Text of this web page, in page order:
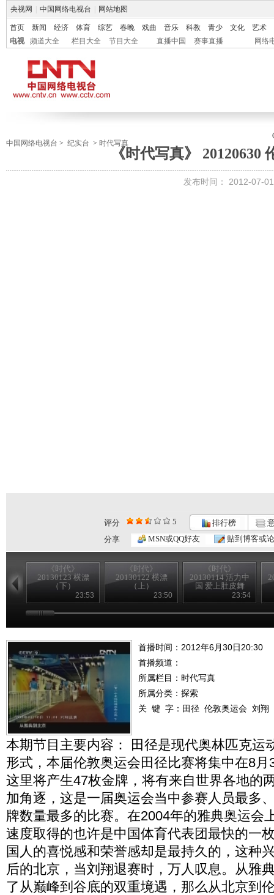
央视网 中国网络电视台 网站地图
首页 新闻 经济 体育 综艺 春晚 戏曲 音乐 科教 青少 文化
艺术
电视
频道大全 栏目大全 节目大全 直播中国 赛事直播 网络
中国网络电视台 > 纪实台 > 时代写真
《时代写真》 20120630
发布时间： 2012-07-
评分 5 排行榜
分享
MSN或QQ好友 贴到博客或
《时代》
20130123 横漂
（下）
23:53
《时代》
20130122 横漂
（上）
23:50
《时代》
20130114 活力中
国 爱上肚皮舞
23:54
首播时间：2012年6月30日20:30
首播频道：
所属栏目： 时代写真
所属分类：探索
关 键 字： 田径 伦敦奥运会 刘翔
本期节目主要内容： 田径是现代奥林匹克运
形式，本届伦敦奥运会田径比赛将集中在8
这里将产生47枚金牌，将有来自世界各地的
加角逐，这是一届奥运会当中参赛人员最多
牌数量最多的比赛。在2004年的雅典奥运会
速度取得的也许是中国体育代表团最快的一
国人的喜悦感和荣誉感却是最持久的，这种
后的北京，当刘翔退赛时，万人叹息。从雅
了从巅峰到谷底的双重境遇，那么从北京到